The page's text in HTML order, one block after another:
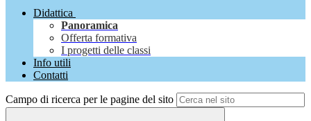
Didattica
Panoramica
Offerta formativa
I progetti delle classi
Info utili
Contatti
Campo di ricerca per le pagine del sito